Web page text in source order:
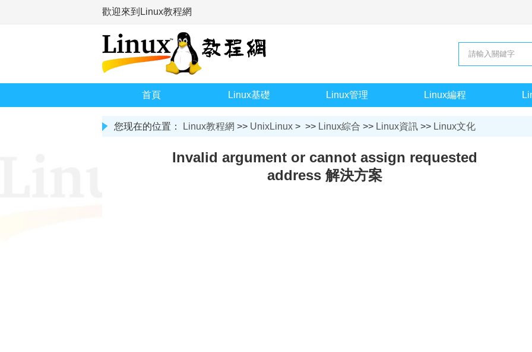
歡迎來到Linux教程網
首頁 Linux基礎 Linux管理 Linux編程
您现在的位置： Linux教程網 >> UnixLinux > >> Linux綜合 >> Linux資訊 >> Linux文化
Invalid argument or cannot assign requested
address 解決方案